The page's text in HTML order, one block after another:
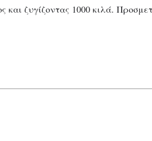
ζυγίζοντας 1000 κιλά.